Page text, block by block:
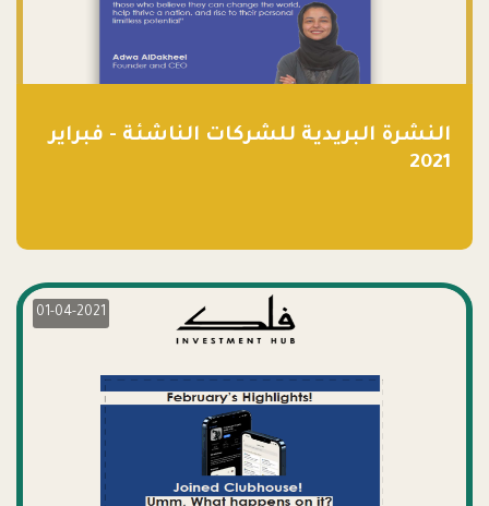
النشرة البريدية للشركات الناشئة - فبراير
2021
01-04-2021